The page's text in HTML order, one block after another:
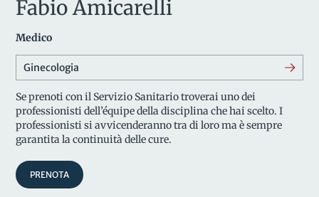
Fabio Amicarelli
Medico
Ginecologia
Se prenoti con il Servizio Sanitario troverai uno dei
professionisti dell’équipe della disciplina che hai scelto. I
professionisti si avvicenderanno tra di loro ma è sempre
garantita la continuità delle cure.
PRENOTA